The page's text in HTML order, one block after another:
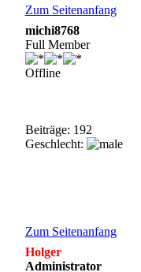
Zum Seitenanfang
michi8768
Full Member
Offline
Beiträge: 192
Geschlecht:
Zum Seitenanfang
Holger
Administrator